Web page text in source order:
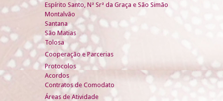
Espírito Santo, Nª Srª da Graça e São Simão
Montalvão
Santana
São Matias
Tolosa
Cooperação e Parcerias
Protocolos
Acordos
Contratos de Comodato
Áreas de Atividade